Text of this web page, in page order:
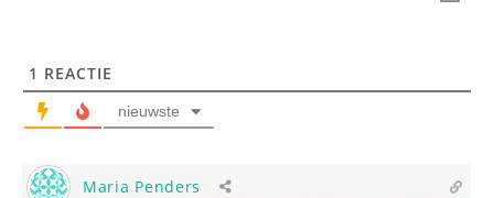
1 REACTIE
nieuwste
Maria Penders